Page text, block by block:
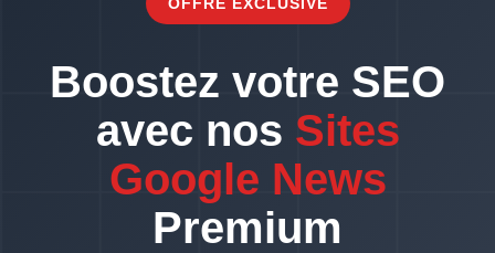
Boostez votre SEO
avec nos Sites
Google News
Premium